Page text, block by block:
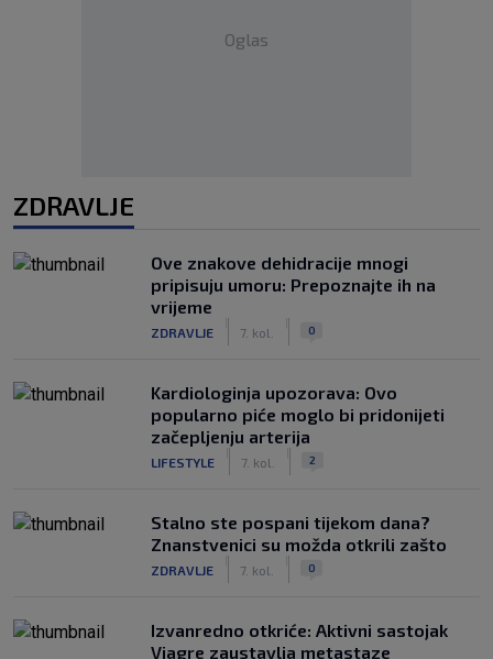
Oglas
ZDRAVLJE
Ove znakove dehidracije mnogi
pripisuju umoru: Prepoznajte ih na
vrijeme
ZDRAVLJE 7. kol. 0
Kardiologinja upozorava: Ovo
popularno piće moglo bi pridonijeti
začepljenju arterija
LIFESTYLE 7. kol. 2
Stalno ste pospani tijekom dana?
Znanstvenici su možda otkrili zašto
ZDRAVLJE 7. kol. 0
Izvanredno otkriće: Aktivni sastojak
Viagre zaustavlja metastaze